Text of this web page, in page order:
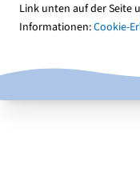
Link unten auf der Seite
Informationen:Cookie-